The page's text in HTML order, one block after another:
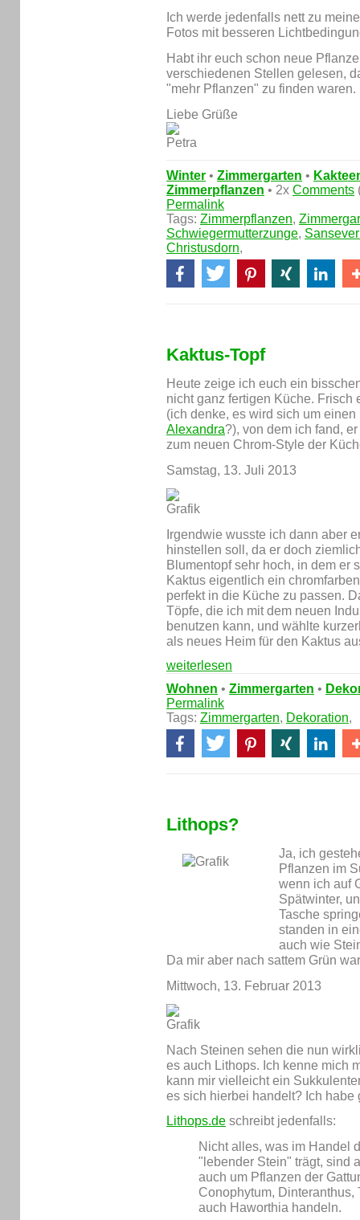
Ich werde jedenfalls nett zu
Fotos mit besseren
Habt ihr euch schon neue
verschiedenen Stellen gelesen,
"mehr Pflanzen" zu finden waren.
Liebe Grüße
Winter • Zimmergarten •
Zimmerpflanzen • 2x Comments
Permalink
Tags: Zimmerpflanzen,
Schwiegermutterzunge,
Christusdorn,
Kaktus-Topf
Heute zeige ich euch ein
nicht ganz fertigen Küche.
(ich denke, es wird sich um
Alexandra?), von dem ich fand,
zum neuen Chrom-Style der
Samstag, 13. Juli 2013
Irgendwie wusste ich dann aber
hinstellen soll, da er doch
Blumentopf sehr hoch, in dem er
Kaktus eigentlich ein
perfekt in die Küche zu passen.
Töpfe, die ich mit dem neuen
benutzen kann, und wählte
als neues Heim für den Kaktus
weiterlesen
Wohnen • Zimmergarten •
Permalink
Tags: Zimmergarten, Dekoration,
Lithops?
Ja, ich
Pflanzen im
wenn ich auf
Spätwinter,
Tasche
standen in
auch wie
Da mir aber nach sattem Grün
Mittwoch, 13. Februar 2013
Nach Steinen sehen die nun
es auch Lithops. Ich kenne mich
kann mir vielleicht ein
es sich hierbei handelt? Ich
Lithops.de schreibt jedenfalls:
Nicht alles, was im Handel
"lebender Stein" trägt, sind
auch um Pflanzen der
Conophytum,
auch Haworthia handeln.